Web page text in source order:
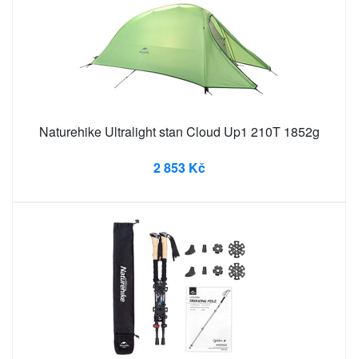
Naturehike Ultralight stan Cloud Up1 210T 1852g
2 853 Kč